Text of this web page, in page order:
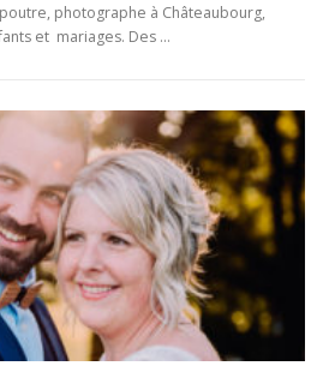
photographe à Châteaubourg,
et mariages. Des …